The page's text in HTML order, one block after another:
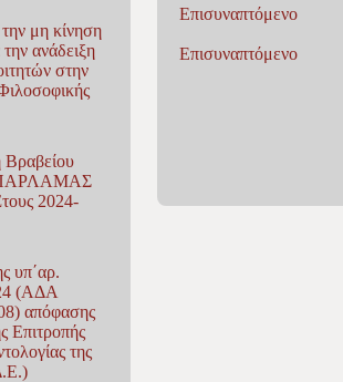
μη κίνηση
ανάδειξη
στην
2024-
υπ΄αρ.
(ΑΔΑ
απόφασης
Επιτροπής
της
Eπισυναπτόμενο
Eπισυναπτόμενο